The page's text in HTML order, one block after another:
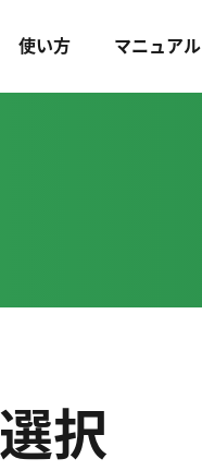
使い方 マニュアル
択